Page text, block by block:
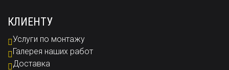
КЛИЕНТУ
Услуги по монтажу
Галерея наших работ
Доставка